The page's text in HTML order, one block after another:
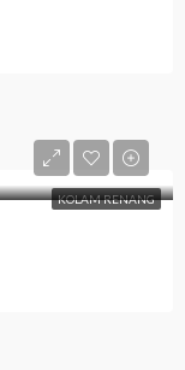
KOLAM RENANG